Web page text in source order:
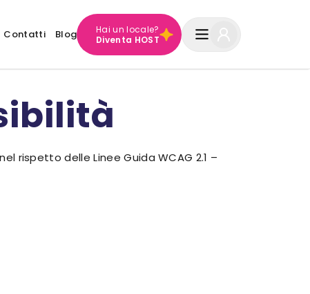
Contatti Blog
Hai un locale?
Diventa HOST
rispetto delle Linee Guida WCAG 2.1 –